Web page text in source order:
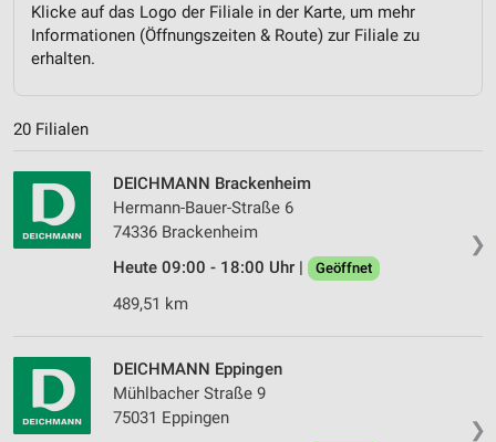
Klicke auf das Logo der Filiale in der Karte, um mehr
Informationen (Öffnungszeiten & Route) zur Filiale zu
erhalten.
20 Filialen
❯
DEICHMANN Brackenheim
Hermann-Bauer-Straße 6
74336 Brackenheim
Heute 09:00 - 18:00 Uhr |
Geöffnet
489,51 km
❯
DEICHMANN Eppingen
Mühlbacher Straße 9
75031 Eppingen